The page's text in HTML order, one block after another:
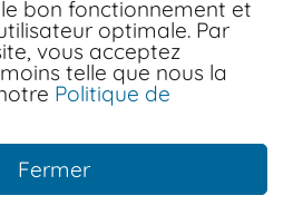
Conditions d'utilisation
Politiques de confidentialité
Echovita Inc. Tous les droits sont
bon fonctionnement et
optimale. Par
vous acceptez
telle que nous la
Politique de
Fermer